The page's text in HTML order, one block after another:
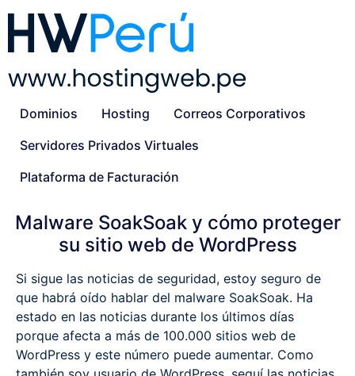
Dominios Hosting
Correos Corporativos
Servidores Privados Virtuales
Plataforma de Facturación
Malware SoakSoak y cómo proteger
su sitio web de WordPress
Si sigue las noticias de seguridad, estoy seguro de
que habrá oído hablar del malware SoakSoak. Ha
estado en las noticias durante los últimos días
porque afecta a más de 100.000 sitios web de
WordPress y este número puede aumentar. Como